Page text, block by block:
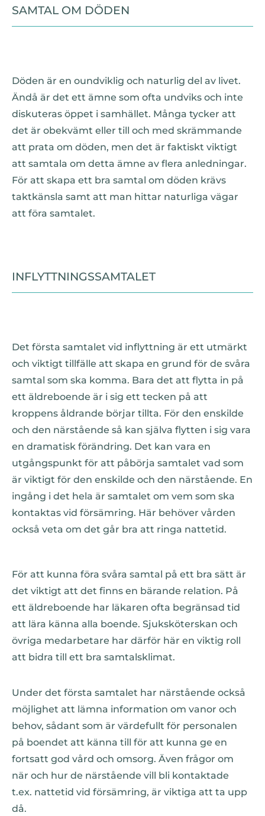
SAMTAL OM DÖDEN
Döden är en oundviklig och naturlig del av livet.
Ändå är det ett ämne som ofta undviks och inte
diskuteras öppet i samhället. Många tycker att
det är obekvämt eller till och med skrämmande
att prata om döden, men det är faktiskt viktigt
att samtala om detta ämne av flera anledningar.
För att skapa ett bra samtal om döden krävs
taktkänsla samt att man hittar naturliga vägar
att föra samtalet.
INFLYTTNINGSSAMTALET
Det första samtalet vid inflyttning är ett utmärkt
och viktigt tillfälle att skapa en grund för de svåra
samtal som ska komma. Bara det att flytta in på
ett äldreboende är i sig ett tecken på att
kroppens åldrande börjar tillta. För den enskilde
och den närstående så kan själva flytten i sig vara
en dramatisk förändring. Det kan vara en
utgångspunkt för att påbörja samtalet vad som
är viktigt för den enskilde och den närstående. En
ingång i det hela är samtalet om vem som ska
kontaktas vid försämring. Här behöver vården
också veta om det går bra att ringa nattetid.
För att kunna föra svåra samtal på ett bra sätt är
det viktigt att det finns en bärande relation. På
ett äldreboende har läkaren ofta begränsad tid
att lära känna alla boende. Sjuksköterskan och
övriga medarbetare har därför här en viktig roll
att bidra till ett bra samtalsklimat.
Under det första samtalet har närstående också
möjlighet att lämna information om vanor och
behov, sådant som är värdefullt för personalen
på boendet att känna till för att kunna ge en
fortsatt god vård och omsorg. Även frågor om
när och hur de närstående vill bli kontaktade
t.ex. nattetid vid försämring, är viktiga att ta upp
då.